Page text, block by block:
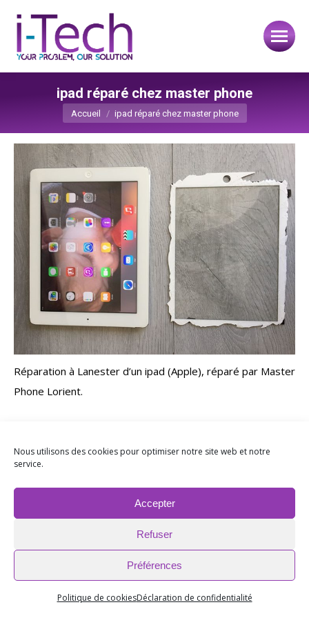
Nous utilisons des cookies pour optimiser notre site web et notre
service.
Accepter
Refuser
Préférences
Politique de cookiesDéclaration de confidentialité
ipad réparé chez master phone
Vous êtes ici :
Accueil ipad réparé chez master phone
Réparation à Lanester d’un ipad (Apple), réparé par Master
Phone Lorient.
Menu Bas